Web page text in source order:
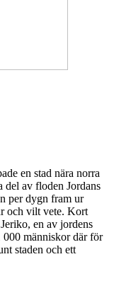
en stad nära norra
del av floden Jordans
per dygn fram ur
och vilt vete. Kort
en av jordens
000 människor där för
staden och ett